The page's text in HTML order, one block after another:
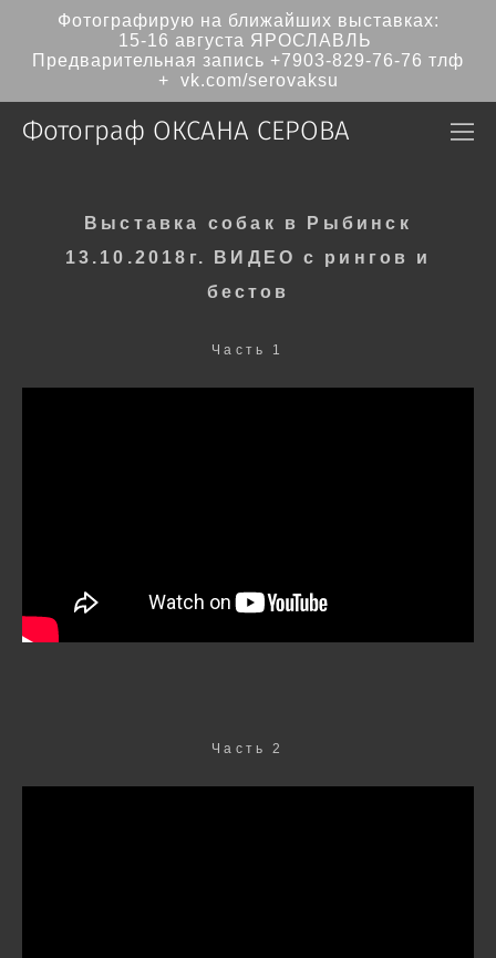
Фотографирую на ближайших выставках:
15-16 августа ЯРОСЛАВЛЬ
Предварительная запись +7903-829-76-76 тлф
+ vk.com/serovaksu
Фотограф ОКСАНА СЕРОВА
Выставка собак в Рыбинск
13.10.2018г.
ВИДЕО с рингов и
бестов
Часть 1
Часть 2